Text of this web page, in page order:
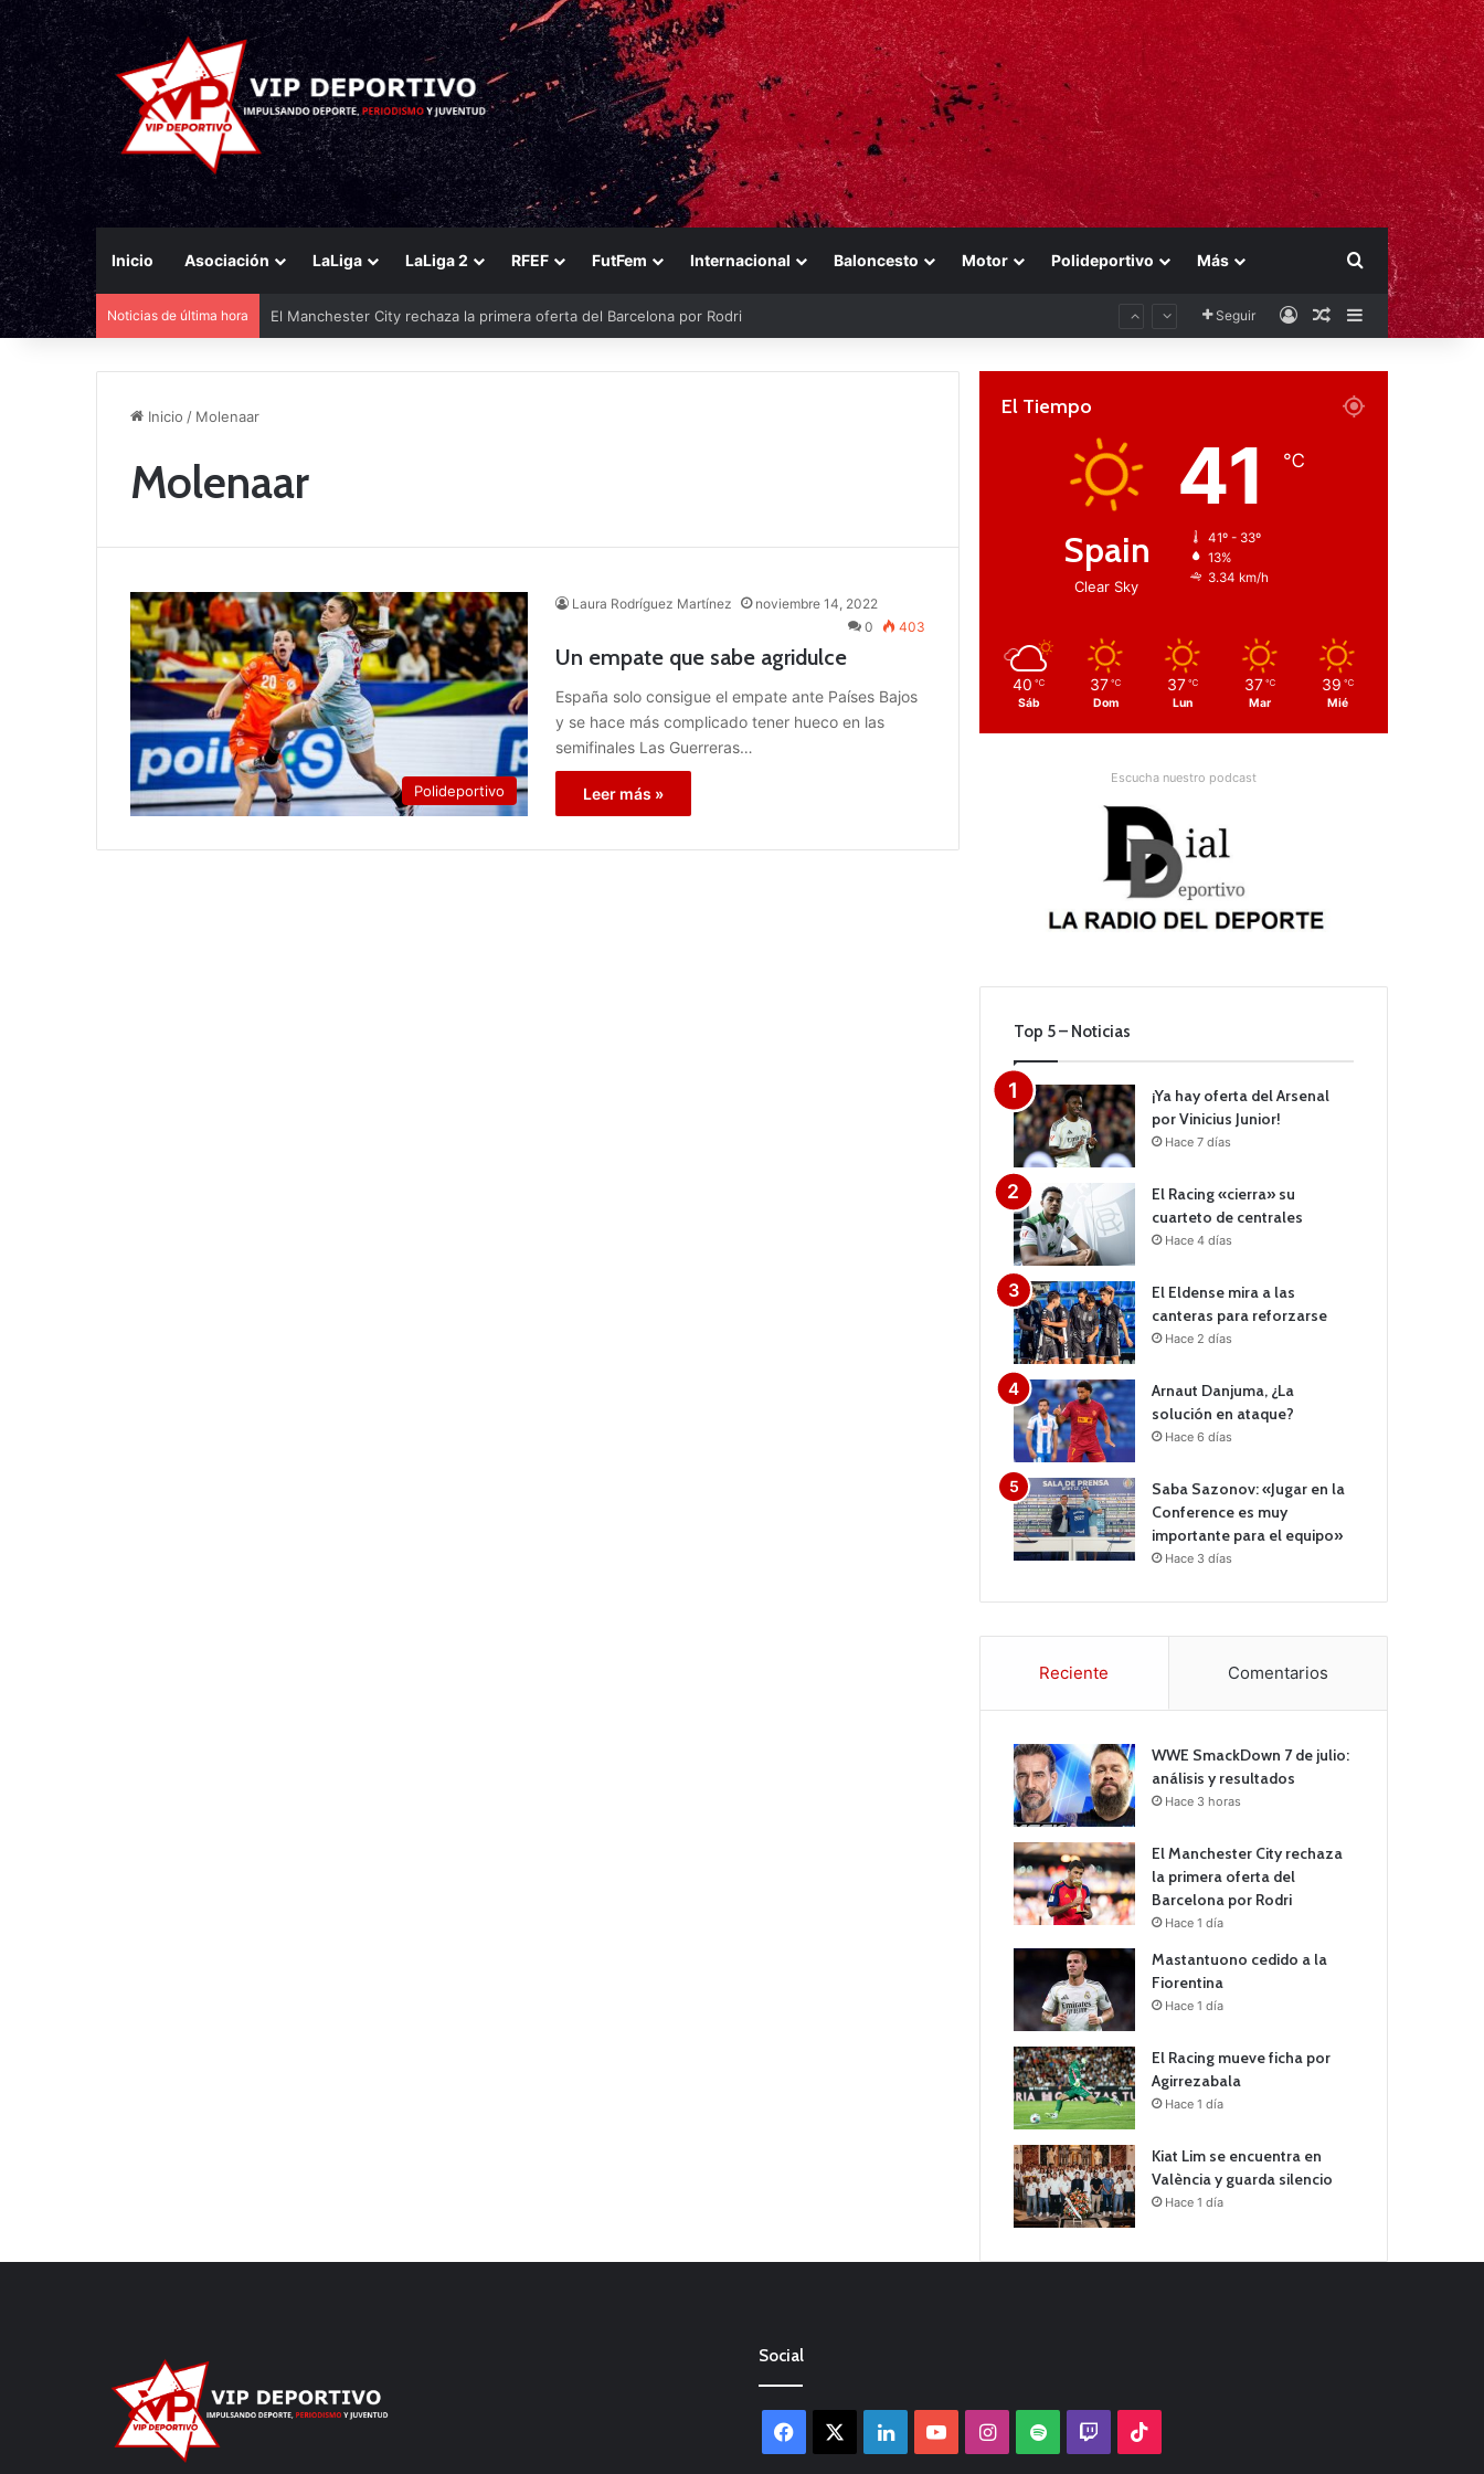
Inicio Asociación LaLiga LaLiga 2 RFEF FutFem Internacional Baloncesto Motor Polideportivo Más Buscar por
Noticias de última hora El Manchester City rechaza la primera oferta del Barcelona por Rodri Seguir AccesoPublicación al
Barra lateral
Inicio / Molenaar
Molenaar
Polideportivo
Laura Rodríguez Martínez
noviembre 14, 2022
0
403
Un empate que sabe agridulce
España solo consigue el empate ante Países Bajos
y se hace más complicado tener hueco en las
semifinales Las Guerreras…
Leer más »
El Tiempo
Spain
Clear Sky
41 ℃
41º - 33º
13%
3.34 km/h
40 ℃
Sáb
37 ℃
Dom
37 ℃
Lun
37 ℃
Mar
39 ℃
Mié
Escucha nuestro podcast
Top 5 – Noticias
¡Ya hay oferta del Arsenal
por Vinicius Junior!
Hace 7 días
El Racing «cierra» su
cuarteto de centrales
Hace 4 días
El Eldense mira a las
canteras para reforzarse
Hace 2 días
Arnaut Danjuma, ¿La
solución en ataque?
Hace 6 días
Saba Sazonov: «Jugar en la
Conference es muy
importante para el equipo»
Hace 3 días
Reciente Comentarios
WWE SmackDown 7 de julio:
análisis y resultados
Hace 3 horas
El Manchester City rechaza
la primera oferta del
Barcelona por Rodri
Hace 1 día
Mastantuono cedido a la
Fiorentina
Hace 1 día
El Racing mueve ficha por
Agirrezabala
Hace 1 día
Kiat Lim se encuentra en
València y guarda silencio
Hace 1 día
Social
Facebook LinkedInYouTubeInstagram
Spotify Twitch